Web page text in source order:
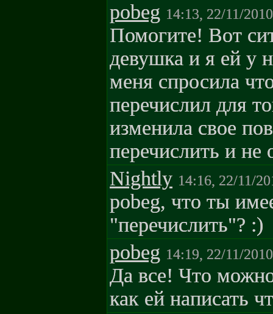
pobeg 14:13, 22/11/2010
Помогите! Вот
девушка и я ей у
меня спросила
перечислил для
изменила свое
перечислить и не
Nightly 14:16, 22/11/
pobeg, что ты
"перечислить"? :)
pobeg 14:19, 22/11/2010
Да все! Что
как ей написать